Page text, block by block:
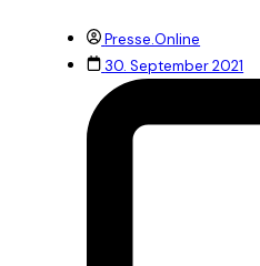
Presse.Online
30. September 2021